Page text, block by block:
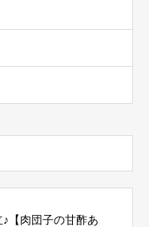
【肉団子の甘酢あ